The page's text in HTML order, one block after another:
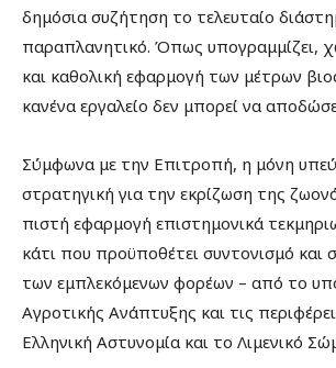
δημόσια συζήτηση το τελευταίο
παραπλανητικό. Όπως υπογραμμίζει,
και καθολική εφαρμογή των μέτρων
κανένα εργαλείο δεν μπορεί να
Σύμφωνα με την Επιτροπή, η μόνη
στρατηγική για την εκρίζωση της
πιστή εφαρμογή επιστημονικά
κάτι που προϋποθέτει συντονισμό και
των εμπλεκόμενων φορέων – από το
Αγροτικής Ανάπτυξης και τις
Ελληνική Αστυνομία και το Λιμενικό